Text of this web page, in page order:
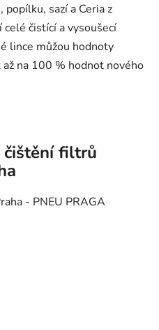
sazí a Ceria z
čistící a vysoušecí
lince můžou hodnoty
na 100 % hodnot nového
čištění filtrů
- PNEU PRAGA